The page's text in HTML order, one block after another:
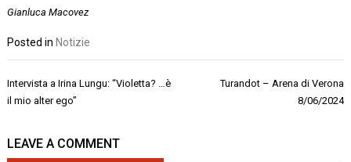
Gianluca Macovez
Posted in Notizie
Navigazione
articoli
Intervista a Irina Lungu: “Violetta? …è
il mio alter ego”
Turandot – Arena di Verona
8/06/2024
LEAVE A COMMENT